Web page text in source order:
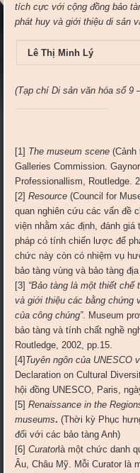
tích cực với cộng đồng bảo
phát huy và giới thiệu di sản
Lê Thị Minh Lý
(Tạp chí Di sản văn hóa số 9
[1] The museum scene (Cảnh
Galleries Commission.
Professionallism, Routledge.
[2]Resource(Council for
quan nghiên cứu các vấn đề
viện nhằm xác định, đánh
pháp có tính chiến lược để
chức này còn có nhiệm vụ
bảo tàng vùng và bảo tàng
[3] “Bảo tàng là một thiết
và giới thiệu các bằng chứng
của công chúng”. Museum
bảo tàng và tính chất nghề
Routledge, 2002, pp.15.
[4] Tuyên ngôn của UNESCO
Declaration on Cultural
hội đồng UNESCO, Paris,
[5]Renaissance in the
museums. (Thời kỳ Phục
đối với các bảo tàng Anh)
[6]Curatorlà một chức danh
Âu, Châu Mỹ. Mỗi Curator là